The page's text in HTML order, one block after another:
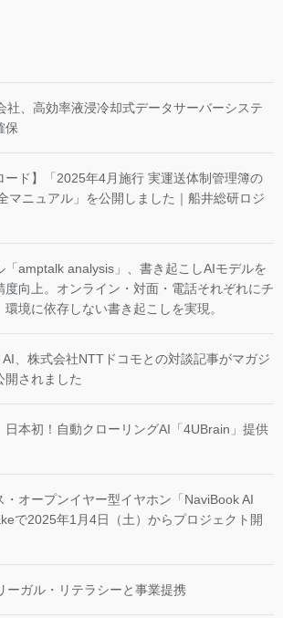
社、高効率液浸冷却式データサーバーシステ
保
ード】「2025年4月施行 実運送体制管理簿の
マニュアル」を公開しました｜船井総研ロジ
「amptalk analysis」、書き起こしAIモデルを
度向上。オンライン・対面・電話それぞれにチ
環境に依存しない書き起こしを実現。
、株式会社NTTドコモとの対談記事がマガジ
開されました
日本初！自動クローリングAI「4UBrain」提供
・オープンイヤー型イヤホン「NaviBook AI
で2025年1月4日（土）からプロジェクト開
ーガル・リテラシーと事業提携